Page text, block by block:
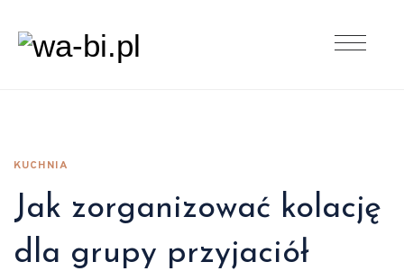
KUCHNIA
Jak zorganizować kolację
dla grupy przyjaciół